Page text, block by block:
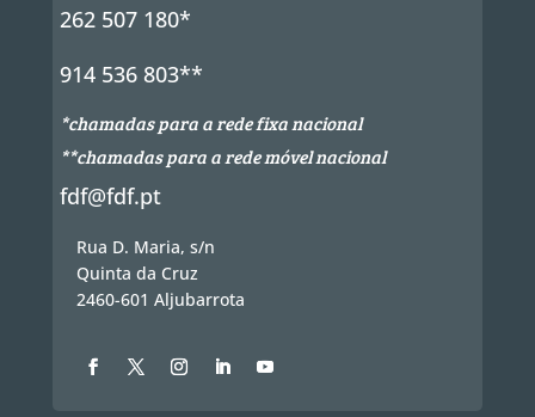
262 507 180*
914 536 803**
*chamadas para a rede fixa nacional
**chamadas para a rede móvel nacional
fdf@fdf.pt
Rua D. Maria, s/n
Quinta da Cruz
2460-601 Aljubarrota